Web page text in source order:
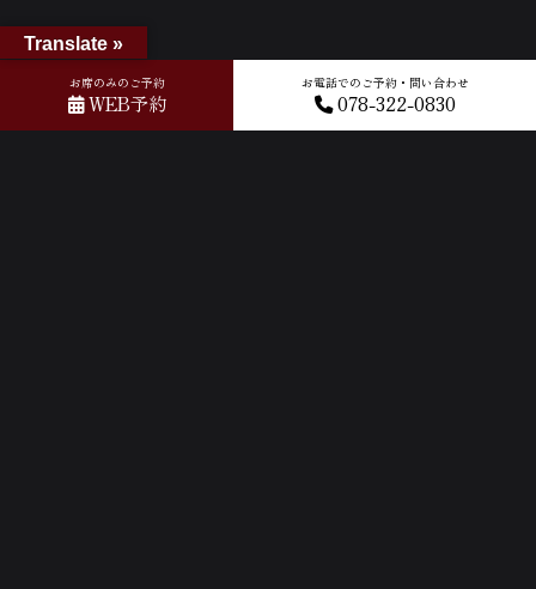
お席のみのご予約
WEB予約
お電話でのご予約・問い合わせ
078-322-0830
Translate »